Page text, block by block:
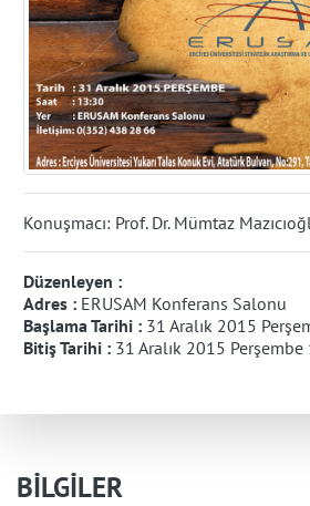
Konuşmacı: Prof. Dr. Mümtaz
Düzenleyen :
Adres : ERUSAM Konferans Salonu
Başlama Tarihi : 31 Aralık 2015
Bitiş Tarihi : 31 Aralık 2015 Perşembe
BİLGİLER